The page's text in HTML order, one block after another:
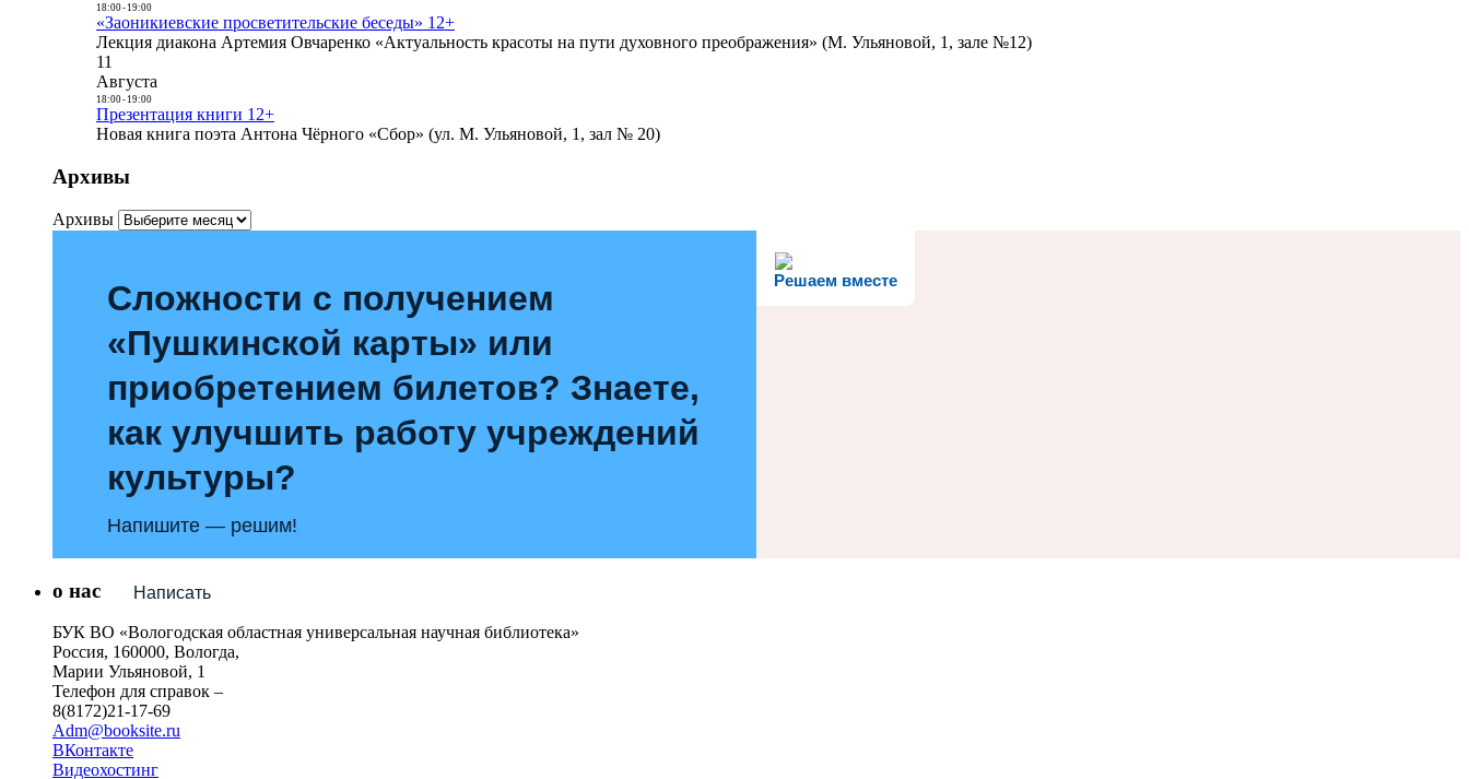
18:00- 19:00
«Заоникиевские просветительские беседы» 12+
Лекция диакона Артемия Овчаренко «Актуальность красоты на пути духовного преображения» (М. Ульяновой, 1, зале №12)
11
Августа
18:00- 19:00
Презентация книги 12+
Новая книга поэта Антона Чёрного «Сбор» (ул. М. Ульяновой, 1, зал № 20)
Архивы
Архивы
Решаем вместе
Сложности с получением
«Пушкинской карты» или
приобретением билетов? Знаете,
как улучшить работу учреждений
культуры?
Напишите — решим!
Написать
о нас
БУК ВО «Вологодская областная универсальная научная библиотека»
Россия, 160000, Вологда,
Марии Ульяновой, 1
Телефон для справок –
8(8172)21-17-69
Adm@booksite.ru
ВКонтакте
Видеохостинг